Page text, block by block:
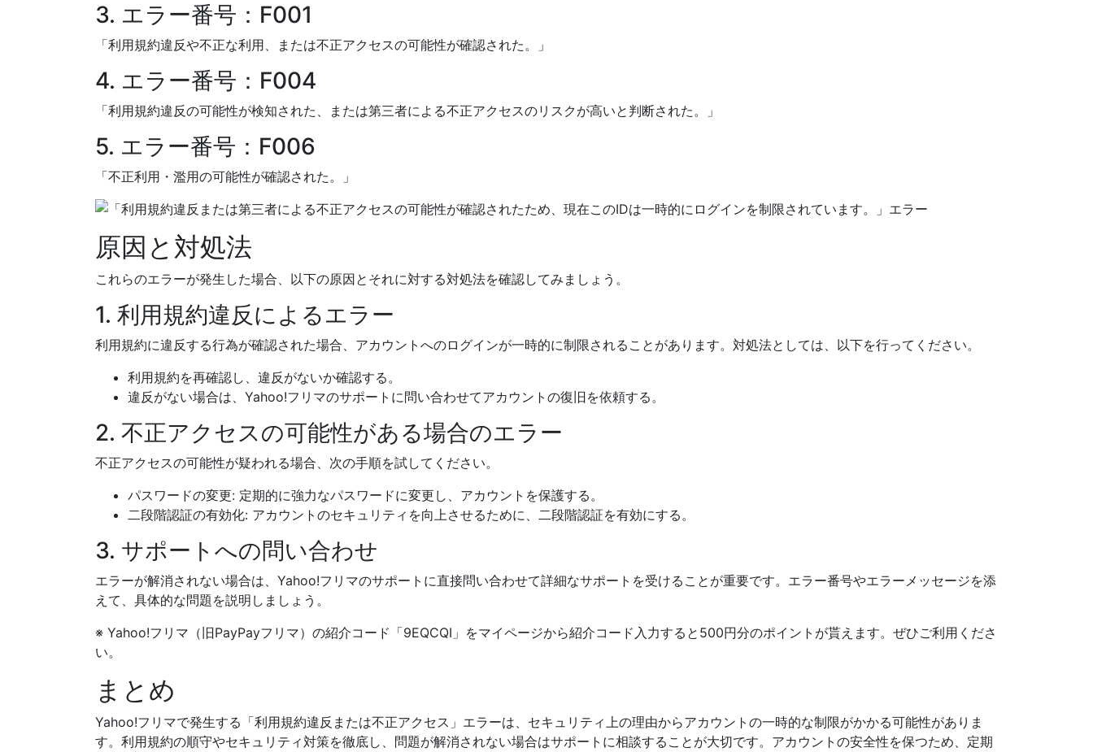
3. エラー番号：F001
「利用規約違反や不正な利用、または不正アクセスの可能性が確認された。」
4. エラー番号：F004
「利用規約違反の可能性が検知された、または第三者による不正アクセスのリスクが高いと判断された。」
5. エラー番号：F006
「不正利用・濫用の可能性が確認された。」
原因と対処法
これらのエラーが発生した場合、以下の原因とそれに対する対処法を確認してみましょう。
1. 利用規約違反によるエラー
利用規約に違反する行為が確認された場合、アカウントへのログインが一時的に制限されることがあります。対処法としては、以下を行ってください。
利用規約を再確認し、違反がないか確認する。
違反がない場合は、Yahoo!フリマのサポートに問い合わせてアカウントの復旧を依頼する。
2. 不正アクセスの可能性がある場合のエラー
不正アクセスの可能性が疑われる場合、次の手順を試してください。
パスワードの変更: 定期的に強力なパスワードに変更し、アカウントを保護する。
二段階認証の有効化: アカウントのセキュリティを向上させるために、二段階認証を有効にする。
3. サポートへの問い合わせ
エラーが解消されない場合は、Yahoo!フリマのサポートに直接問い合わせて詳細なサポートを受けることが重要です。エラー番号やエラーメッセージを添
えて、具体的な問題を説明しましょう。
※ Yahoo!フリマ（旧PayPayフリマ）の紹介コード「9EQCQI」をマイページから紹介コード入力すると500円分のポイントが貰えます。ぜひご利用くださ
い。
まとめ
Yahoo!フリマで発生する「利用規約違反または不正アクセス」エラーは、セキュリティ上の理由からアカウントの一時的な制限がかかる可能性がありま
す。利用規約の順守やセキュリティ対策を徹底し、問題が解消されない場合はサポートに相談することが大切です。アカウントの安全性を保つため、定期